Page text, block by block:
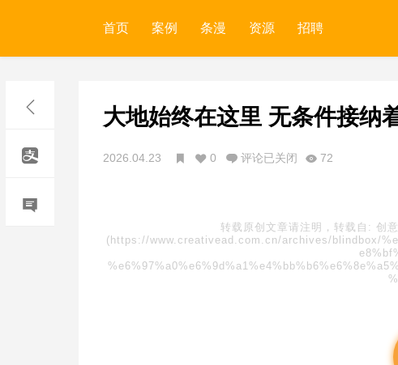
首页 案例 条漫 资源 招聘
大地始终在这里 无条件接纳
2026.04.23 0 评论已关闭 72
转载原创文章请注明，转载自: 创
(https://www.creativead.com.cn/archives/blindbox/